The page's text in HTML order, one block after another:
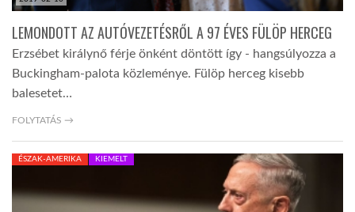
LEMONDOTT AZ AUTÓVEZETÉSRŐL A 97 ÉVES FÜLÖP HERCEG
Erzsébet királynő férje önként döntött így - hangsúlyozza a
Buckingham-palota közleménye. Fülöp herceg kisebb
balesetet…
FOLYTATÁS →
ÉSZAK-AMERIKA KIEMELT